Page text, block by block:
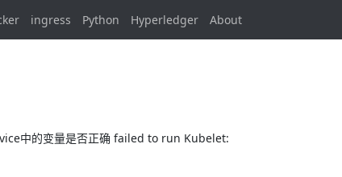
ingress Python Hyperledger About
中的变量是否正确 failed to run Kubelet: